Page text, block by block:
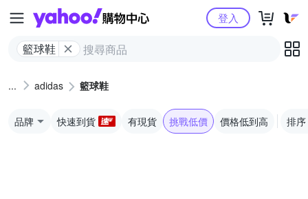
Yahoo購物中心
籃球鞋
登入
adidas 籃球鞋
品牌 快速到貨 有現貨 挑戰低價 價格低到高 排序